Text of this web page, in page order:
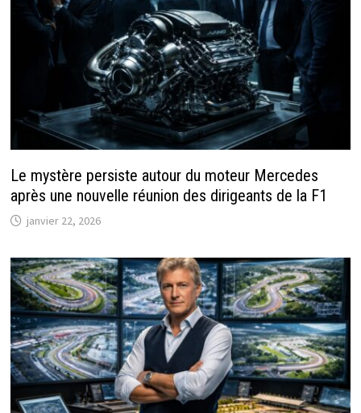
Le mystère persiste autour du moteur Mercedes
après une nouvelle réunion des dirigeants de la F1
janvier 22, 2026